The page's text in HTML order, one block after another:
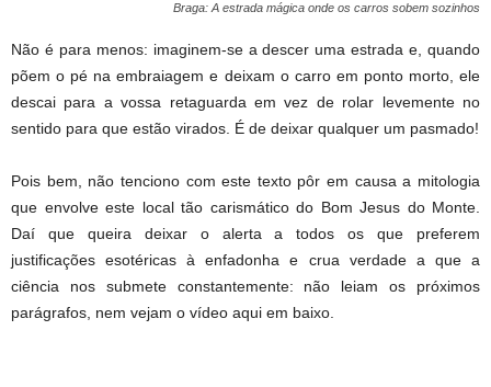
Braga: A estrada mágica onde os carros sobem sozinhos
Não é para menos: imaginem-se a descer uma estrada e, quando
põem o pé na embraiagem e deixam o carro em ponto morto, ele
descai para a vossa retaguarda em vez de rolar levemente no
sentido para que estão virados. É de deixar qualquer um pasmado!
Pois bem, não tenciono com este texto pôr em causa a mitologia
que envolve este local tão carismático do Bom Jesus do Monte.
Daí que queira deixar o alerta a todos os que preferem
justificações esotéricas à enfadonha e crua verdade a que a
ciência nos submete constantemente: não leiam os próximos
parágrafos, nem vejam o vídeo aqui em baixo.